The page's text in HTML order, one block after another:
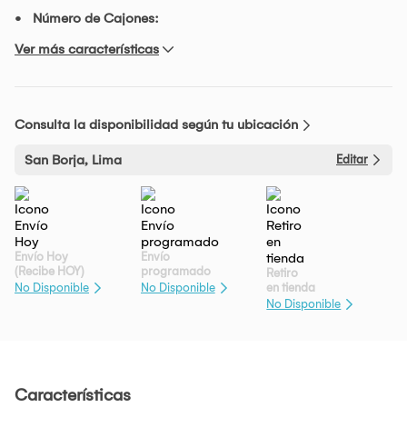
Número de Cajones:
Ver más características
Consulta la disponibilidad según tu ubicación
San Borja, Lima Editar
Envío Hoy
(Recibe HOY)
No Disponible
Envío
programado
No Disponible
Retiro
en tienda
No Disponible
Características